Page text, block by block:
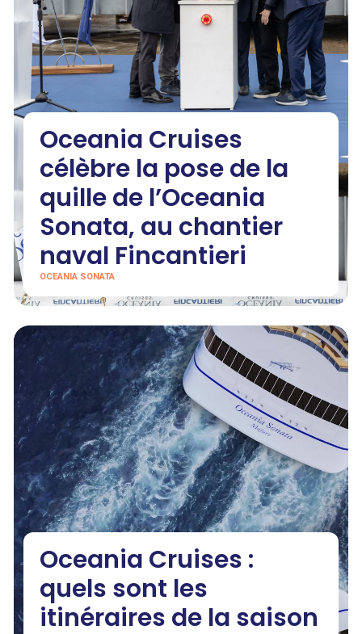
Oceania Cruises
célèbre la pose de la
quille de l’Oceania
Sonata, au chantier
naval Fincantieri
OCEANIA SONATA
Oceania Cruises :
quels sont les
itinéraires de la saison